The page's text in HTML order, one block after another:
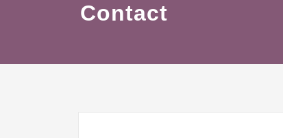
Contact